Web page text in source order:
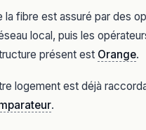
fibre est assuré par des
local, puis les
présent est Orange.
logement est déjà
.